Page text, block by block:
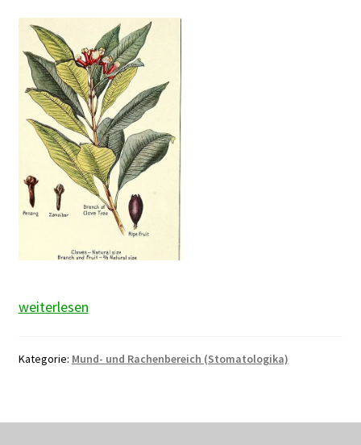
Nelkenöl
weiterlesen
Kategorie: Mund- und Rachenbereich (Stomatologika)